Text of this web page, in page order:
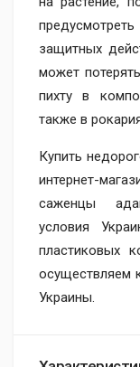
защитных
может
пихту в
также в
Купить
интернет-
саженцы
условия
пластиковых
осуществляем
Украины.